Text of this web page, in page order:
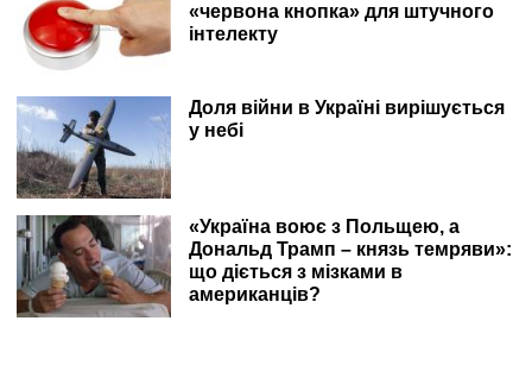
«червона кнопка» для штучного
інтелекту
Доля війни в Україні вирішується
у небі
«Україна воює з Польщею, а
Дональд Трамп – князь темряви»:
що діється з мізками в
американців?